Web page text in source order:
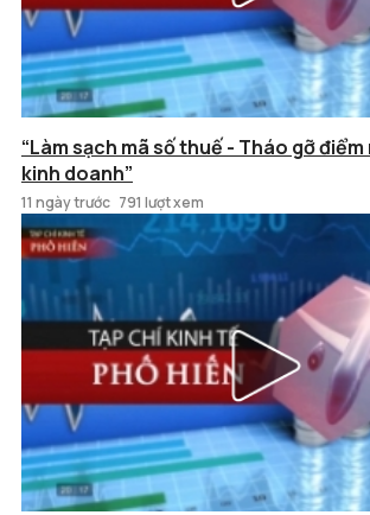
“Làm sạch mã số thuế - Tháo gỡ
kinh doanh”
11 ngày trước 791 lượt xem